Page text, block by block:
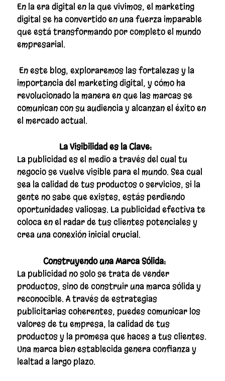
En la era digital en la que vivimos, el marketing
digital se ha convertido en una fuerza imparable
que está transformando por completo el mundo
empresarial.
En este blog, exploraremos las fortalezas y la
importancia del marketing digital, y cómo ha
revolucionado la manera en que las marcas se
comunican con su audiencia y alcanzan el éxito en
el mercado actual.
La Visibilidad es la Clave:
La publicidad es el medio a través del cual tu
negocio se vuelve visible para el mundo. Sea cual
sea la calidad de tus productos o servicios, si la
gente no sabe que existes, estás perdiendo
oportunidades valiosas. La publicidad efectiva te
coloca en el radar de tus clientes potenciales y
crea una conexión inicial crucial.
Construyendo una Marca Sólida:
La publicidad no solo se trata de vender
productos, sino de construir una marca sólida y
reconocible. A través de estrategias
publicitarias coherentes, puedes comunicar los
valores de tu empresa, la calidad de tus
productos y la promesa que haces a tus clientes.
Una marca bien establecida genera confianza y
lealtad a largo plazo.